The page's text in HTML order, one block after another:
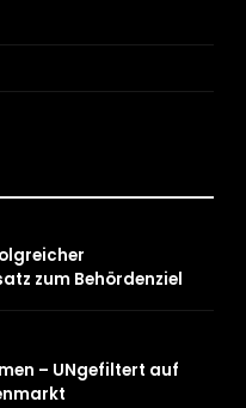
zum Behördenziel
– UNgefiltert auf